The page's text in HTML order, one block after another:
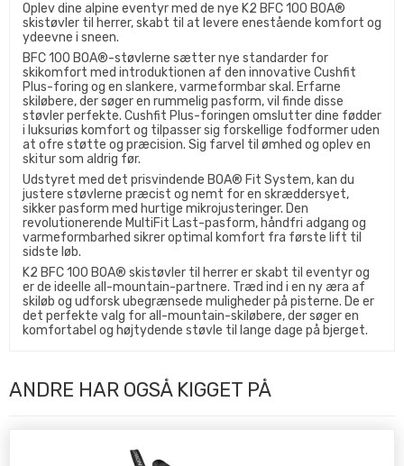
Oplev dine alpine eventyr med de nye K2 BFC 100 BOA®
skistøvler til herrer, skabt til at levere enestående komfort og
ydeevne i sneen.
BFC 100 BOA®-støvlerne sætter nye standarder for
skikomfort med introduktionen af den innovative Cushfit
Plus-foring og en slankere, varmeformbar skal. Erfarne
skiløbere, der søger en rummelig pasform, vil finde disse
støvler perfekte. Cushfit Plus-foringen omslutter dine fødder
i luksuriøs komfort og tilpasser sig forskellige fodformer uden
at ofre støtte og præcision. Sig farvel til ømhed og oplev en
skitur som aldrig før.
Udstyret med det prisvindende BOA® Fit System, kan du
justere støvlerne præcist og nemt for en skræddersyet,
sikker pasform med hurtige mikrojusteringer. Den
revolutionerende MultiFit Last-pasform, håndfri adgang og
varmeformbarhed sikrer optimal komfort fra første lift til
sidste løb.
K2 BFC 100 BOA® skistøvler til herrer er skabt til eventyr og
er de ideelle all-mountain-partnere. Træd ind i en ny æra af
skiløb og udforsk ubegrænsede muligheder på pisterne. De er
det perfekte valg for all-mountain-skiløbere, der søger en
komfortabel og højtydende støvle til lange dage på bjerget.
ANDRE HAR OGSÅ KIGGET PÅ